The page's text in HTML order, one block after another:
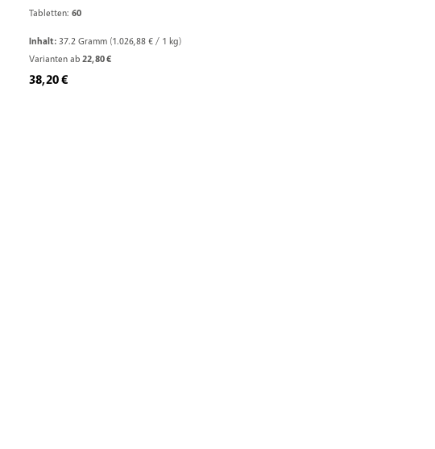
Tabletten: 60
Inhalt: 37.2 Gramm (1.026,88 € / 1 kg)
Varianten ab 22,80 €
Regulärer Preis:
38,20 €
Produkt Anzahl: Gib den gewünschten Wert ein